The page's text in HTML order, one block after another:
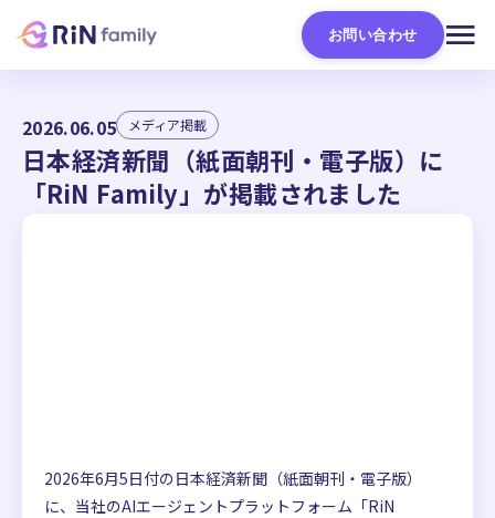
お問い合わせ
2026.06.05 メディア掲載
日本経済新聞（紙面朝刊・電子版）に
「RiN Family」が掲載されました
2026年6月5日付の日本経済新聞（紙面朝刊・電子版）
に、当社のAIエージェントプラットフォーム「RiN